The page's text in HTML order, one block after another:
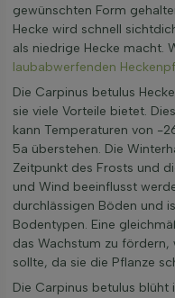
gewünschten Form
Hecke wird schnell
als niedrige Hecke macht.
laubabwerfenden
Die Carpinus betulus
sie viele Vorteile bietet.
kann Temperaturen von -
5a überstehen. Die
Zeitpunkt des Frosts und
und Wind beeinflusst
durchlässigen Böden und
Bodentypen. Eine
das Wachstum zu fördern,
sollte, da sie die Pflanze
Die Carpinus betulus blüht